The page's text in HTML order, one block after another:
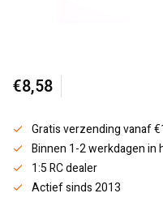
€8,58
Gratis verzending vanaf
Binnen 1-2 werkdagen in
1:5 RC dealer
Actief sinds 2013